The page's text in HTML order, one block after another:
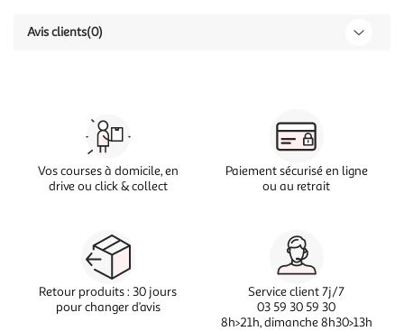
Avis clients(0)
Vos courses à domicile, en
drive ou click & collect
Paiement sécurisé en ligne
ou au retrait
Retour produits : 30 jours
pour changer d’avis
Service client 7j/7
03 59 30 59 30
8h>21h, dimanche 8h30>13h